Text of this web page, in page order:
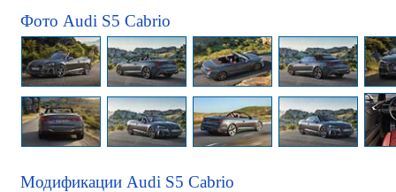
Фото Audi S5 Cabrio
Модификации Audi S5 Cabrio